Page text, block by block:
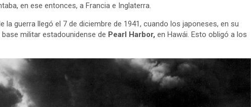
en ese entonces, a Francia e Inglaterra.
la guerra llegó el 7 de diciembre de 1941, cuando los japoneses, en su
militar estadounidense de Pearl Harbor, en Hawái. Esto obligó a los